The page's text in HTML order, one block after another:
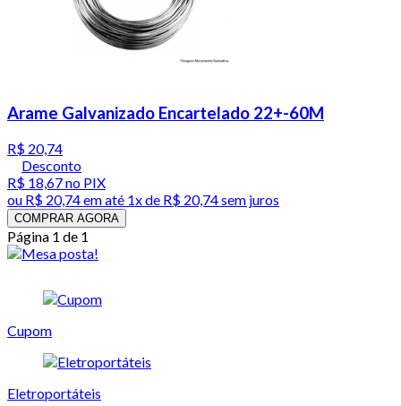
Arame Galvanizado Encartelado 22+-60M
R$ 20,74
Desconto
R$ 18,67no PIX
ou R$ 20,74em até 1x de R$ 20,74sem juros
COMPRAR AGORA
Página 1 de 1
Cupom
Eletroportáteis